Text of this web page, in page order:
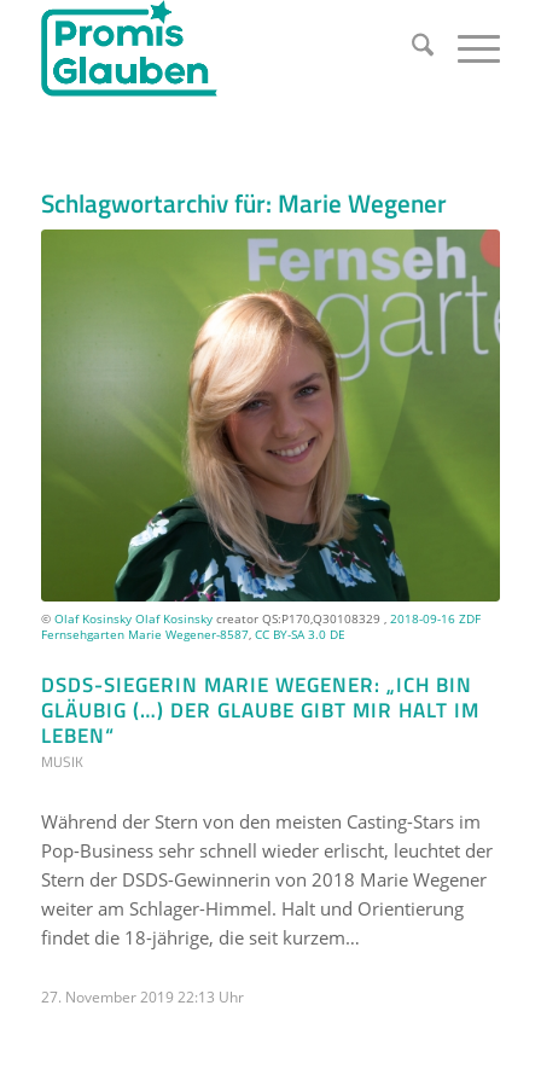
Schlagwortarchiv für: Marie Wegener
© Olaf Kosinsky Olaf Kosinskycreator QS:P170,Q30108329 , 2018-09-16 ZDF
Fernsehgarten Marie Wegener-8587, CC BY-SA 3.0 DE
DSDS-SIEGERIN MARIE WEGENER: „ICH BIN
GLÄUBIG (…) DER GLAUBE GIBT MIR HALT IM
LEBEN“
MUSIK
Während der Stern von den meisten Casting-Stars im
Pop-Business sehr schnell wieder erlischt, leuchtet der
Stern der DSDS-Gewinnerin von 2018 Marie Wegener
weiter am Schlager-Himmel. Halt und Orientierung
findet die 18-jährige, die seit kurzem…
27. November 2019 22:13 Uhr